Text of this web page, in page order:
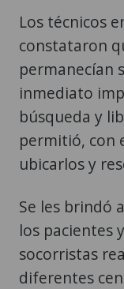
Los técnicos
constataron
permanecían
inmediato
búsqueda y
permitió, con
ubicarlos y
Se les brindó
los pacientes
socorristas
diferentes